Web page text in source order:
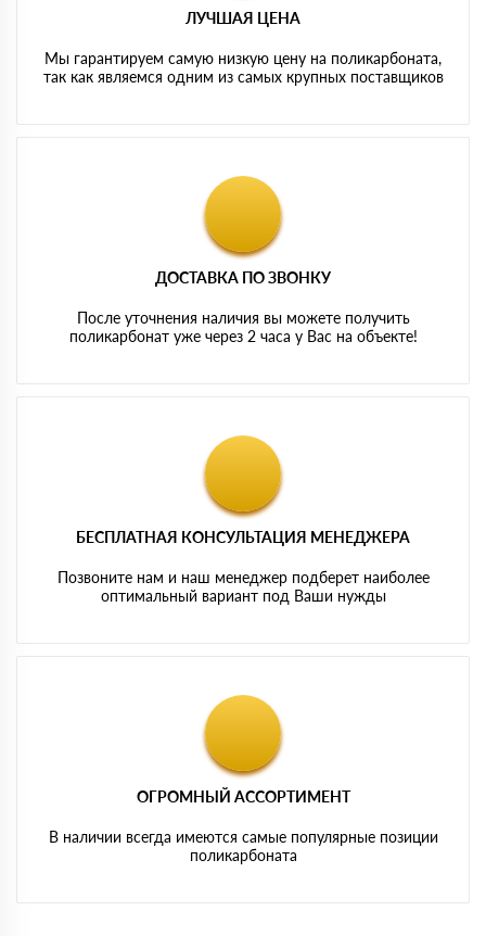
ЛУЧШАЯ ЦЕНА
Мы гарантируем самую низкую цену на поликарбоната,
так как являемся одним из самых крупных поставщиков
ДОСТАВКА ПО ЗВОНКУ
После уточнения наличия вы можете получить
поликарбонат уже через 2 часа у Вас на объекте!
БЕСПЛАТНАЯ КОНСУЛЬТАЦИЯ МЕНЕДЖЕРА
Позвоните нам и наш менеджер подберет наиболее
оптимальный вариант под Ваши нужды
ОГРОМНЫЙ АССОРТИМЕНТ
В наличии всегда имеются самые популярные позиции
поликарбоната